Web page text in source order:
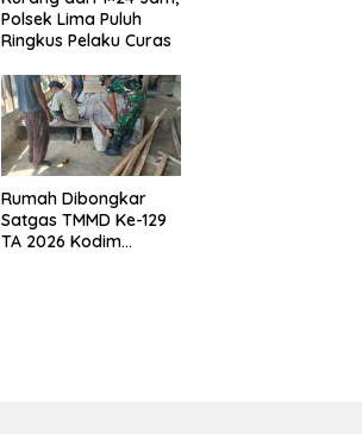
Polsek Lima Puluh
Ringkus Pelaku Curas
Rumah Dibongkar
Satgas TMMD Ke-129
TA 2026 Kodim